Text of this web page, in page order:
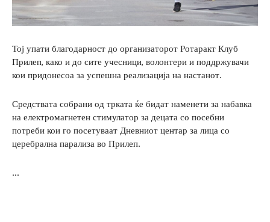
Тој упати благодарност до организаторот Ротаракт Клуб
Прилеп, како и до сите учесници, волонтери и поддржувачи
кои придонесоа за успешна реализација на настанот.
Средствата собрани од трката ќе бидат наменети за набавка
на електромагнетен стимулатор за децата со посебни
потреби кои го посетуваат Дневниот центар за лица со
церебрална парализа во Прилеп.
…